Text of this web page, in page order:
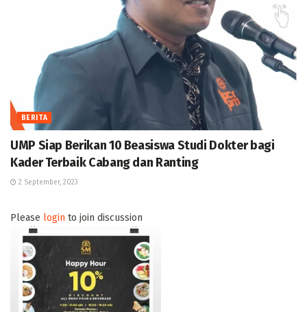
BERITA
UMP Siap Berikan 10 Beasiswa Studi Dokter bagi
Kader Terbaik Cabang dan Ranting
2 September, 2023
Please login to join discussion